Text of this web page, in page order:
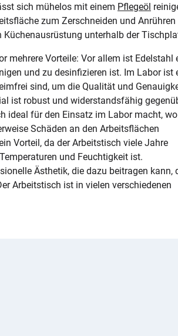
sich mühelos mit einem Pflegeöl
zum Zerschneiden und Anrühren
unterhalb der
mehrere Vorteile: Vor allem ist Edelstahl
und zu desinfizieren ist. Im Labor ist
sind, um die Qualität und
ist robust und widerstandsfähig
ideal für den Einsatz im Labor macht, wo
Schäden an den Arbeitsflächen
Vorteil, da der Arbeitstisch viele Jahre
und Feuchtigkeit ist.
Ästhetik, die dazu beitragen kann,
Arbeitstisch ist in vielen verschiedenen